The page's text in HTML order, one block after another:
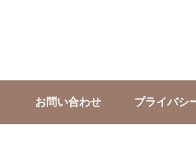
お問い合わせ プライバシ